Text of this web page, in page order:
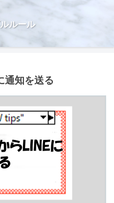
ルール
通知を送る